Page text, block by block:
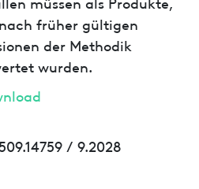
früher gültigen
der Methodik
wurden.
/ 9.2028